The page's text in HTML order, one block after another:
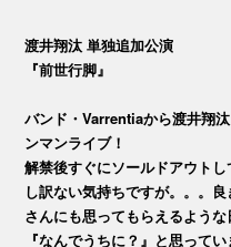
渡井翔汰 単独追加公演
『前世行脚』
バンド・Varrentiaから渡井翔
ンマンライブ！
解禁後すぐにソールドアウト
し訳ない気持ちですが。。。
さんにも思ってもらえるような
『なんでうちに？』と思って